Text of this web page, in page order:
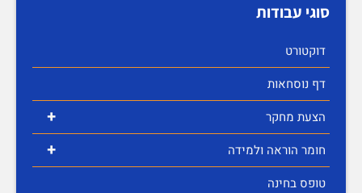
סוגי עבודות
דוקטורט
דף נוסחאות
+ הצעת מחקר
+
חומר הוראה ולמידה
טופס בחינה